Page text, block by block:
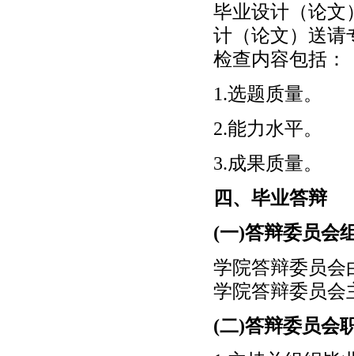
毕业设计（论文
计（论文）送请
检查内容包括：
1.选题质量。
2.能力水平。
3.成果质量。
四、毕业答辩
(一)答辩委员会
学院答辩委员会
学院答辩委员会
(二)答辩委员会